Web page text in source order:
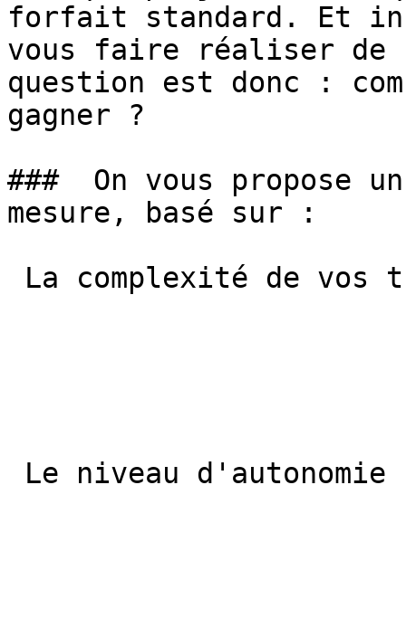
forfait standard. Et
vous faire réaliser de
question est donc :
gagner ?
###  On vous propose un
mesure, basé sur :